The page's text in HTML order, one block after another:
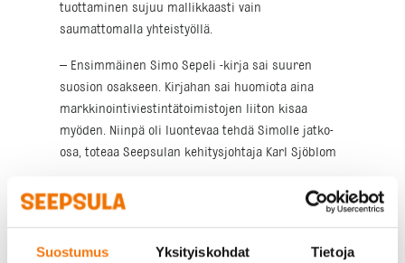
Suostumus Yksityiskohdat Tietoja
tuottaminen sujuu mallikkaasti vain
saumattomalla yhteistyöllä.
– Ensimmäinen Simo Sepeli -kirja sai suuren
suosion osakseen. Kirjahan sai huomiota aina
markkinointiviestintätoimistojen liiton kisaa
myöden. Niinpä oli luontevaa tehdä Simolle jatko-
osa, toteaa Seepsulan kehitysjohtaja Karl Sjöblom
Simo Sepeli -kirjat ovat osana Seepsulan
vastuullisuusohjelmaa, jossa vuodet 2012 ja 2013
on omistettu ihmisten hyvinvoinnille ja avoimen
keskustelun edistämiselle.